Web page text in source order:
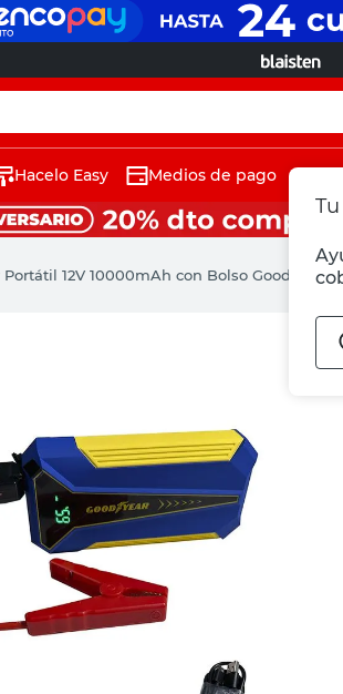
Hacelo Easy Medios de pago
12V 10000mAh con Bolso Goodyear